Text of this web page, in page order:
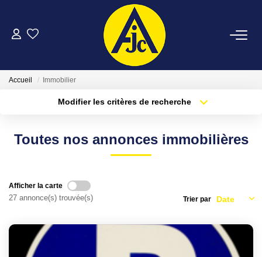
ACHETER
NOTRE AGENCE
Accueil Immobilier
Modifier les critères de recherche
Type de bien
Toutes nos annonces immobilières
Afficher la carte
27 annonce(s) trouvée(s) Trier par